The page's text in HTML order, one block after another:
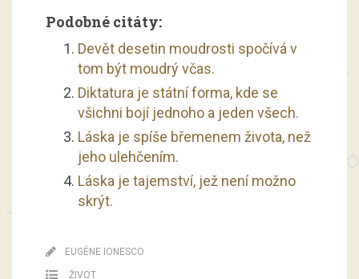
Podobné citáty:
Devět desetin moudrosti spočívá v
tom být moudrý včas.
Diktatura je státní forma, kde se
všichni bojí jednoho a jeden všech.
Láska je spíše břemenem života, než
jeho ulehčením.
Láska je tajemství, jež není možno
skrýt.
EUGÉNE IONESCO
ŽIVOT